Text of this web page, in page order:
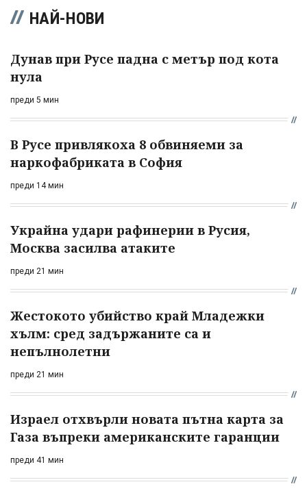
НАЙ-НОВИ
Дунав при Русе падна с метър под кота
нула
преди 5 мин
В Русе привлякоха 8 обвиняеми за
наркофабриката в София
преди 14 мин
Украйна удари рафинерии в Русия,
Москва засилва атаките
преди 21 мин
Жестокото убийство край Младежки
хълм: сред задържаните са и
непълнолетни
преди 21 мин
Израел отхвърли новата пътна карта за
Газа въпреки американските гаранции
преди 41 мин